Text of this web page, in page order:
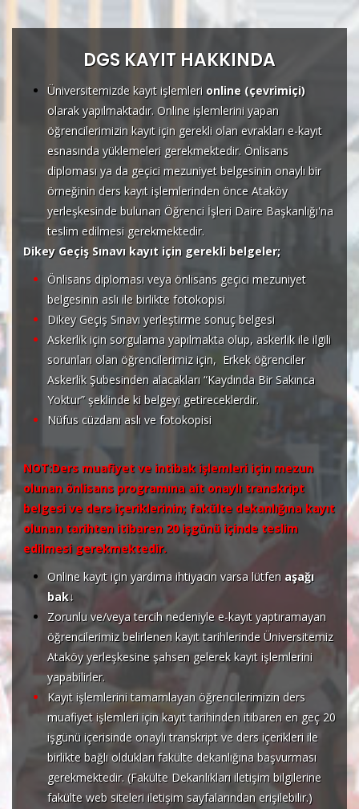
içeriğe
DGS KAYIT HAKKINDA
Üniversitemizde kayıt işlemleri online (çevrimiçi)
olarak yapılmaktadır. Online işlemlerini yapan
öğrencilerimizin kayıt için gerekli olan evrakları e-kayıt
esnasında yüklemeleri gerekmektedir. Önlisans
diploması ya da geçici mezuniyet belgesinin onaylı bir
örneğinin ders kayıt işlemlerinden önce Ataköy
yerleşkesinde bulunan Öğrenci İşleri Daire Başkanlığı'na
teslim edilmesi gerekmektedir.
Dikey Geçiş Sınavı kayıt için gerekli belgeler;
Önlisans diploması veya önlisans geçici mezuniyet
belgesinin aslı ile birlikte fotokopisi
Dikey Geçiş Sınavı yerleştirme sonuç belgesi
Askerlik için sorgulama yapılmakta olup, askerlik ile ilgili
sorunları olan öğrencilerimiz için, Erkek öğrenciler
Askerlik Şubesinden alacakları “Kaydında Bir Sakınca
Yoktur” şeklinde ki belgeyi getireceklerdir.
Nüfus cüzdanı aslı ve fotokopisi
NOT:Ders muafiyet ve intibak işlemleri için mezun
olunan önlisans programına ait onaylı transkript
belgesi ve ders içeriklerinin; fakülte dekanlığına kayıt
olunan tarihten itibaren 20 işgünü içinde teslim
edilmesi gerekmektedir.
Online kayıt için yardıma ihtiyacın varsa lütfen aşağı
bak↓
Zorunlu ve/veya tercih nedeniyle e-kayıt yaptıramayan
öğrencilerimiz belirlenen kayıt tarihlerinde Üniversitemiz
Ataköy yerleşkesine şahsen gelerek kayıt işlemlerini
yapabilirler.
Kayıt işlemlerini tamamlayan öğrencilerimizin ders
muafiyet işlemleri için kayıt tarihinden itibaren en geç 20
işgünü içerisinde onaylı transkript ve ders içerikleri ile
birlikte bağlı oldukları fakülte dekanlığına başvurması
gerekmektedir. (Fakülte Dekanlıkları iletişim bilgilerine
fakülte web siteleri iletişim sayfalarından erişilebilir.)